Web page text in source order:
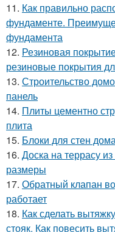
11. Как правильно
фундаменте.
фундамента
12. Резиновая
резиновые покрытия
13. Строительство
панель
14. Плиты цементно
плита
15. Блоки для стен
16. Доска на террасу
размеры
17. Обратный клапан
работает
18. Как сделать
стояк. Как повесить